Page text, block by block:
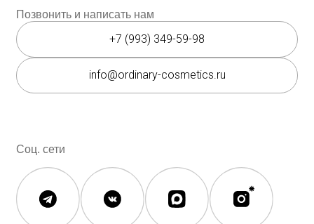
Полезное
Блог
О бренде
О нас
История The Ordinary
Покупателям
Доставка и оплата
Самовывоз
Каталог
Косметика The Ordinary
Косметика The INKEY